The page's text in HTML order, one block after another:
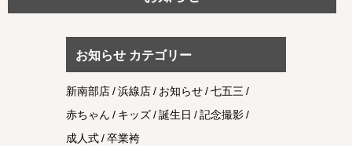
お知らせ カテゴリー
新南部店 浜線店 お知らせ
七五三
赤ちゃん
キッズ 誕生日
記念撮影
成人式
卒業袴